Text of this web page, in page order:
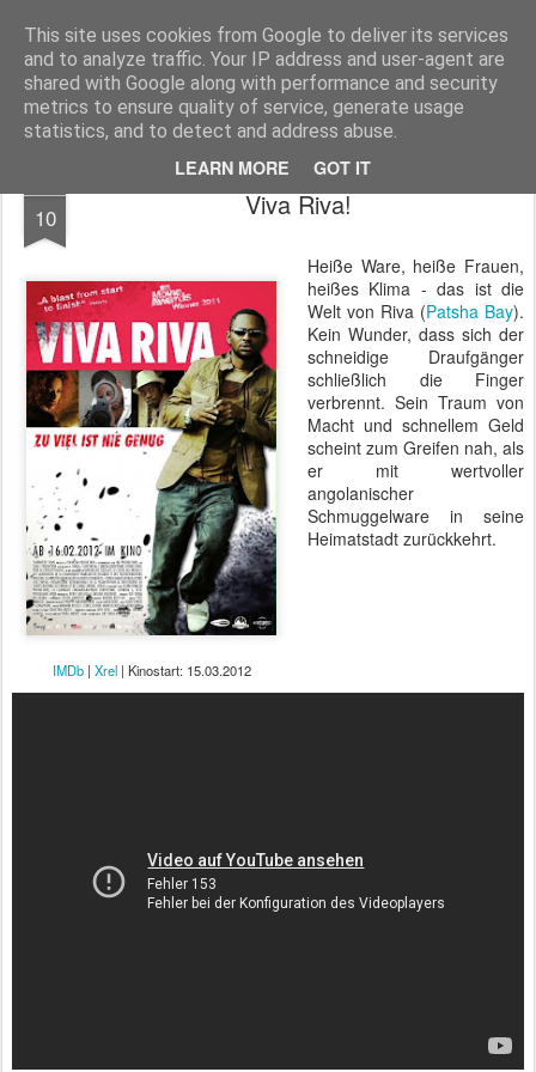
This site uses cookies from Google to deliver its services
and to analyze traffic. Your IP address and user-agent are
shared with Google along with performance and security
metrics to ensure quality of service, generate usage
statistics, and to detect and address abuse.
LEARN MORE GOT IT
MyKinoTrailer
Pages
10 Viva Riva!
IMDb| Xrel| Kinostart: 15.03.2012
Heiße Ware, heiße Frauen,
heißes Klima - das ist die
Welt von Riva (Patsha Bay).
Kein Wunder, dass sich der
schneidige Draufgänger
schließlich die Finger
verbrennt. Sein Traum von
Macht und schnellem Geld
scheint zum Greifen nah, als
er mit wertvoller
angolanischer
Schmuggelware in seine
Heimatstadt zurückkehrt.